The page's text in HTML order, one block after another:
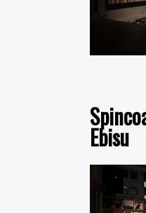
Ebisu